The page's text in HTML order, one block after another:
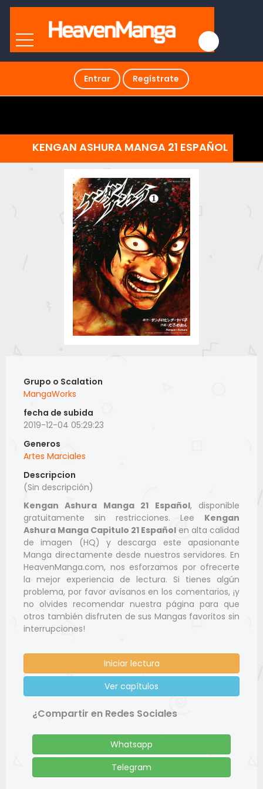
Entrar Regístrate
KENGAN ASHURA MANGA 21 ESPAÑOL
Grupo o Scalation
MangaWorks
fecha de subida
2019-12-04 05:29:23
Generos
Artes Marciales
Descripcion
(Sin descripción)
Kengan Ashura Manga 21 Español, disponible
gratuitamente sin restricciones. Lee Kengan
Ashura Manga Capitulo 21 Español en alta calidad
de imagen (HQ) y descarga este apasionante
Manga directamente desde nuestros servidores. En
HeavenManga.com, nos esforzamos por ofrecerte
la mejor experiencia de lectura. Si tienes algún
problema, por favor avísanos en los comentarios, ¡y
no olvides recomendar nuestra página para que
otros también disfruten de sus Mangas favoritos sin
interrupciones!
Iniciar lectura
Ver capítulos
¿Compartir en Redes Sociales
Whatsapp
Telegram